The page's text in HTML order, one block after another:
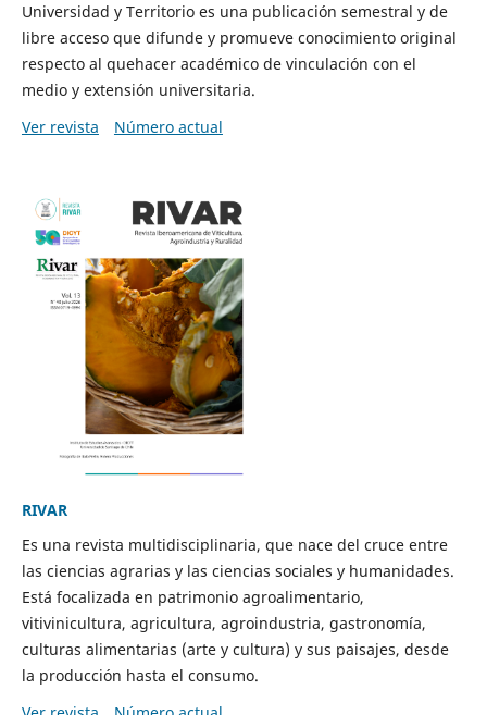
Universidad y Territorio es una publicación semestral y de
libre acceso que difunde y promueve conocimiento original
respecto al quehacer académico de vinculación con el
medio y extensión universitaria.
Ver revista
Número actual
RIVAR
Es una revista multidisciplinaria, que nace del cruce entre
las ciencias agrarias y las ciencias sociales y humanidades.
Está focalizada en patrimonio agroalimentario,
vitivinicultura, agricultura, agroindustria, gastronomía,
culturas alimentarias (arte y cultura) y sus paisajes, desde
la producción hasta el consumo.